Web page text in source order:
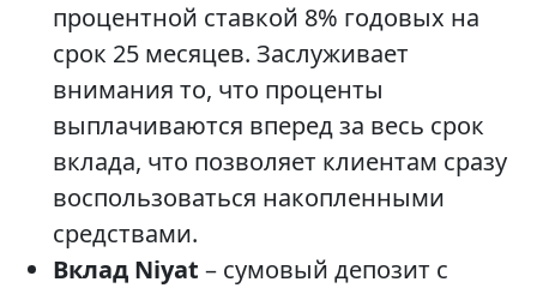
процентной ставкой 8% годовых на
срок 25 месяцев. Заслуживает
внимания то, что проценты
выплачиваются вперед за весь срок
вклада, что позволяет клиентам сразу
воспользоваться накопленными
средствами.
Вклад Niyat – сумовый депозит с